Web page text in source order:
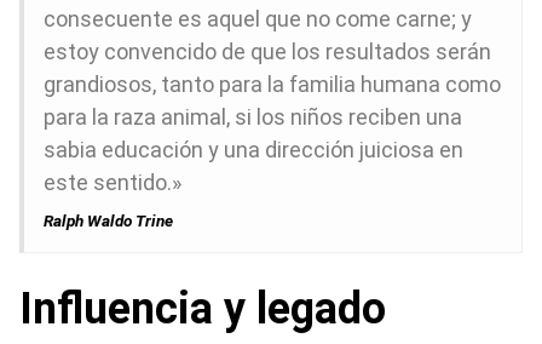
consecuente es aquel que no come carne; y
estoy convencido de que los resultados serán
grandiosos, tanto para la familia humana como
para la raza animal, si los niños reciben una
sabia educación y una dirección juiciosa en
este sentido.»
Ralph Waldo Trine
Influencia y legado